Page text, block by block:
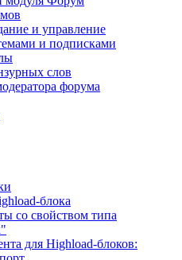
и управление
и подписками
слов
форума
блока
со свойством типа
для Highload-блоков: